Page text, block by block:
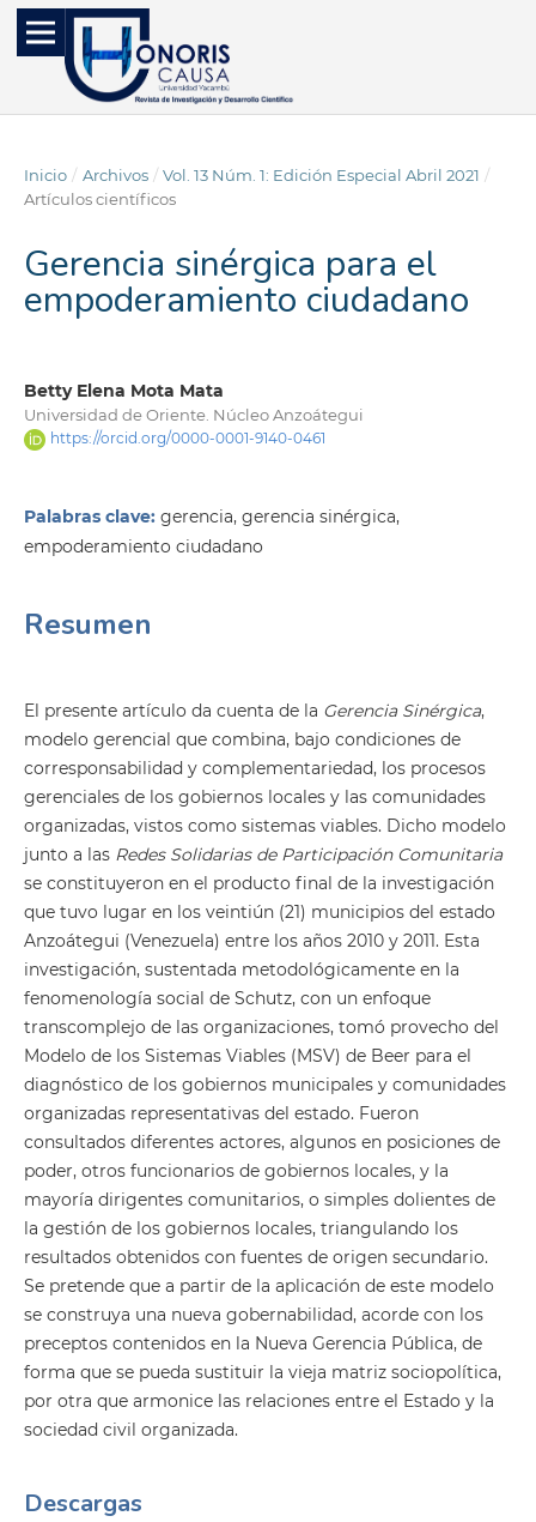
Inicio / Archivos / Vol. 13 Núm. 1: Edición Especial Abril 2021 /
Artículos científicos
Gerencia sinérgica para el
empoderamiento ciudadano
Betty Elena Mota Mata
Universidad de Oriente. Núcleo Anzoátegui
https://orcid.org/0000-0001-9140-0461
Palabras clave: gerencia, gerencia sinérgica,
empoderamiento ciudadano
Resumen
El presente artículo da cuenta de la Gerencia Sinérgica,
modelo gerencial que combina, bajo condiciones de
corresponsabilidad y complementariedad, los procesos
gerenciales de los gobiernos locales y las comunidades
organizadas, vistos como sistemas viables. Dicho modelo
junto a las Redes Solidarias de Participación Comunitaria
se constituyeron en el producto final de la investigación
que tuvo lugar en los veintiún (21) municipios del estado
Anzoátegui (Venezuela) entre los años 2010 y 2011. Esta
investigación, sustentada metodológicamente en la
fenomenología social de Schutz, con un enfoque
transcomplejo de las organizaciones, tomó provecho del
Modelo de los Sistemas Viables (MSV) de Beer para el
diagnóstico de los gobiernos municipales y comunidades
organizadas representativas del estado. Fueron
consultados diferentes actores, algunos en posiciones de
poder, otros funcionarios de gobiernos locales, y la
mayoría dirigentes comunitarios, o simples dolientes de
la gestión de los gobiernos locales, triangulando los
resultados obtenidos con fuentes de origen secundario.
Se pretende que a partir de la aplicación de este modelo
se construya una nueva gobernabilidad, acorde con los
preceptos contenidos en la Nueva Gerencia Pública, de
forma que se pueda sustituir la vieja matriz sociopolítica,
por otra que armonice las relaciones entre el Estado y la
sociedad civil organizada.
Descargas